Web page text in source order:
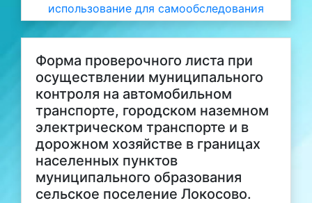
использование для самообследования
Форма проверочного листа при
осуществлении муниципального
контроля на автомобильном
транспорте, городском наземном
электрическом транспорте и в
дорожном хозяйстве в границах
населенных пунктов
муниципального образования
сельское поселение Локосово.